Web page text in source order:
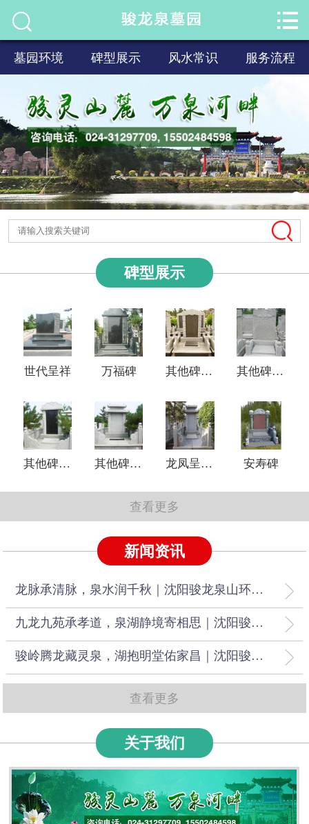

关于我们
碑型展示
风水常识
服务流程
联系我们


墓园环境 碑型展示 风水常识 服务流程
碑型展示
世代呈祥 万福碑 其他碑型4 其他碑型3
其他碑型2 其他碑型1 龙凤呈祥碑 安寿碑
查看更多
新闻资讯
龙脉承清脉，泉水润千秋｜沈阳骏龙泉山环水抱传世吉壤陵园
九龙九苑承孝道，泉湖静境寄相思｜沈阳骏龙泉墓园双城互通惠民型生态人文纪念陵园
骏岭腾龙藏灵泉，湖抱明堂佑家昌｜沈阳骏龙泉墓园正统龙脉风水安息福地
查看更多
关于我们